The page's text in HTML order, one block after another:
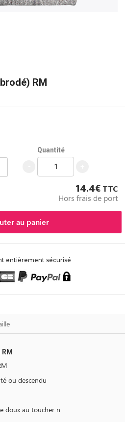
RM
Quantité
14.4€ TTC
Hors frais de port
au panier
entièrement sécurisé
ou descendu
doux au toucher n